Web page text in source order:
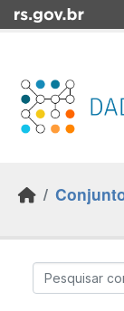
Skip to main content